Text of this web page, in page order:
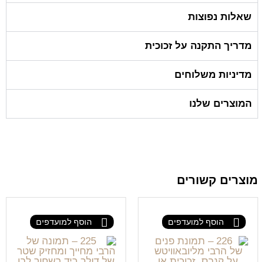
שאלות נפוצות
מדריך התקנה על זכוכית
מדיניות משלוחים
המוצרים שלנו
מוצרים קשורים
הוסף למועדפים הוסף למועדפים